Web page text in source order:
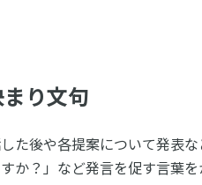
り文句
た後や各提案について発表
か？」など発言を促す言葉を